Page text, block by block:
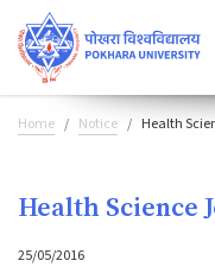
Home Notice Health
Health Science
25/05/2016